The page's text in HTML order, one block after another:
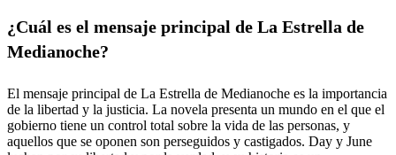
¿Cuál es el mensaje principal de La Estrella de
Medianoche?
El mensaje principal de La Estrella de Medianoche es la importancia
de la libertad y la justicia. La novela presenta un mundo en el que el
gobierno tiene un control total sobre la vida de las personas, y
aquellos que se oponen son perseguidos y castigados. Day y June